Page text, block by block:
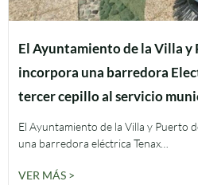
El Ayuntamiento de la Villa y
incorpora una barredora
tercer cepillo al servicio
El Ayuntamiento de la Villa y Puerto
una barredora eléctrica Tenax…
VER MÁS >